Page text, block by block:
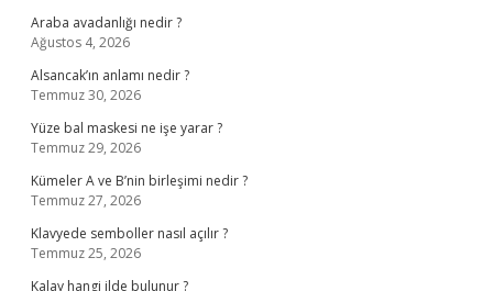
Araba avadanlığı nedir ?
Ağustos 4, 2026
Alsancak’ın anlamı nedir ?
Temmuz 30, 2026
Yüze bal maskesi ne işe yarar ?
Temmuz 29, 2026
Kümeler A ve B’nin birleşimi nedir ?
Temmuz 27, 2026
Klavyede semboller nasıl açılır ?
Temmuz 25, 2026
Kalay hangi ilde bulunur ?